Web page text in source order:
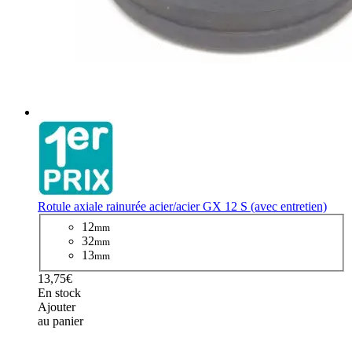
Rotule axiale rainurée acier/acier GX 12 S (avec entretien)
12mm
32mm
13mm
13,75€
En stock
Ajouter
au panier